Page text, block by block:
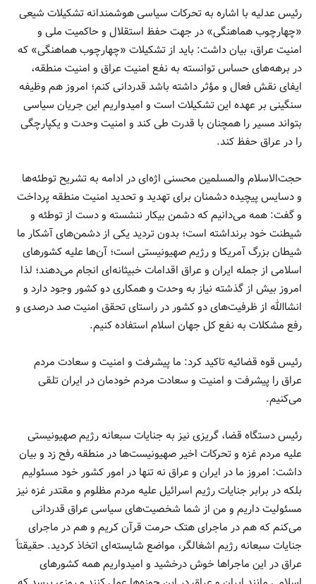
رئیس عدلیه با اشاره به تحرکات سیاسی هوشمندانه تشکیلات شیعی
«چهارچوب هماهنگی» در جهت حفظ استقلال و حاکمیت ملی و
امنیت عراق، بیان داشت: باید از تشکیلات «چهارچوب هماهنگی» که
در برهه‌های حساس توانسته به نفع امنیت عراق و امنیت منطقه،
ایفای نقش فعال و مؤثر داشته باشد قدردانی کنم؛ امروز هم وظیفه
سنگینی بر عهده این تشکیلات است و امیدواریم این جریان سیاسی
بتواند مسیر را همچنان با قدرت طی کند و امنیت وحدت و یکپارچگی
را در عراق حفظ کند.
حجت‌الاسلام والمسلمین محسنی اژه‌ای در ادامه به تشریح توطئه‌ها
و دسایس پیچیده دشمنان برای تهدید و تحدید امنیت منطقه پرداخت
و گفت: همه می‌دانیم که دشمن بیکار ننشسته و دست از توطئه و
شیطنت خود برنداشته است؛ بدون تردید یکی از دشمن‌های آشکار ما
شیطان بزرگ آمریکا و رژیم صهیونیستی است؛ آن‌ها علیه کشورهای
اسلامی از جمله ایران و عراق اقدامات خبیثانه‌ای انجام می‌دهند؛ لذا
امروز بیش از گذشته نیاز به وحدت و همکاری دو کشور وجود دارد و
انشاالله از ظرفیت‌های دو کشور در راستای تحقق امنیت صد درصدی و
رفع مشکلات به نفع کل جهان اسلام استفاده کنیم.
رئیس قوه قضائیه تاکید کرد: ما پیشرفت و امنیت و سعادت مردم
عراق را پیشرفت و امنیت و سعادت مردم خودمان در ایران تلقی
می‌کنیم.
رئیس دستگاه قضا، گریزی نیز به جنایات سبعانه رژیم صهیونیستی
علیه مردم غزه و تحرکات اخیر صهیونیست‌ها در منطقه رفح زد و بیان
داشت: امروز ما در ایران و عراق نه تنها در امور کشور خود مسئولیم
بلکه در برابر جنایات رژیم اسرائیل علیه مردم مظلوم و مقتدر غزه نیز
مسئولیت داریم و من از شما شخصیت‌های سیاسی عراق قدردانی
می‌کنم که هم در ماجرای هتک حرمت قرآن کریم و هم در ماجرای
جنایات سبعانه رژیم اشغالگر، مواضع شایسته‌ای اتخاذ کردید. حقیقتاً
عراق در این ماجراها خوش درخشید و امیدواریم همه کشورهای